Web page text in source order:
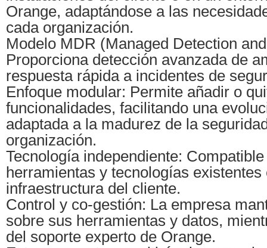
Orange, adaptándose a las
cada organización.
Modelo MDR (Managed Detection
Proporciona detección avanzada de
respuesta rápida a incidentes de
Enfoque modular: Permite añadir o
funcionalidades, facilitando una
adaptada a la madurez de la
organización.
Tecnología independiente:
herramientas y tecnologías existentes
infraestructura del cliente.
Control y co-gestión: La empresa
sobre sus herramientas y datos,
del soporte experto de Orange.